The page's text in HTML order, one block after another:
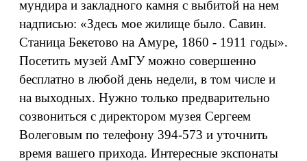
мундира и закладного камня с выбитой на нем
надписью: «Здесь мое жилище было. Савин.
Станица Бекетово на Амуре, 1860 - 1911 годы».
Посетить музей АмГУ можно совершенно
бесплатно в любой день недели, в том числе и
на выходных. Нужно только предварительно
созвониться с директором музея Сергеем
Волеговым по телефону 394-573 и уточнить
время вашего прихода. Интересные экспонаты